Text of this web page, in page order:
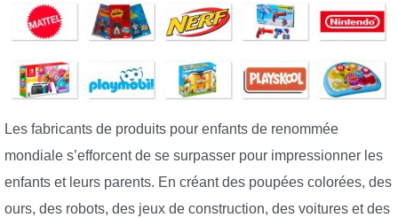
Les fabricants de produits pour enfants de renommée
mondiale s’efforcent de se surpasser pour impressionner les
enfants et leurs parents. En créant des poupées colorées, des
ours, des robots, des jeux de construction, des voitures et des